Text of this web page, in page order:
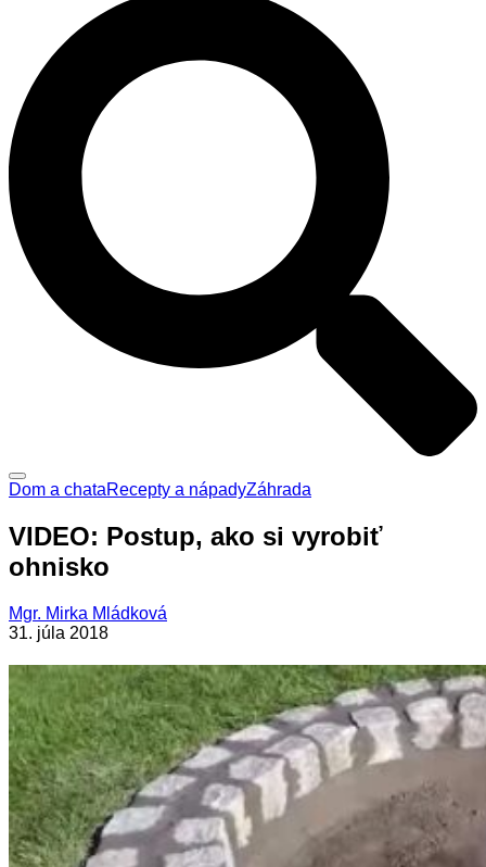
Dom a chataRecepty a nápadyZáhrada
VIDEO: Postup, ako si vyrobiť
ohnisko
Mgr. Mirka Mládková
31. júla 2018